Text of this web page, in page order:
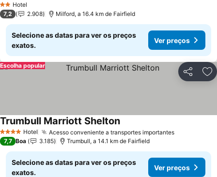
2 Estrelas
Hotel
7,2 2.908 Milford, a 16.4 km de Fairfield
Selecione as datas para ver os preços
exatos.
Ver preços
Partilhar
Escolha popular
4 EstrelasHotel Acesso conveniente a transportes importantes
Trumbull Marriott Shelton
7,7 Boa 3.185 Trumbull, a 14.1 km de Fairfield
Selecione as datas para ver os preços
exatos.
Ver preços